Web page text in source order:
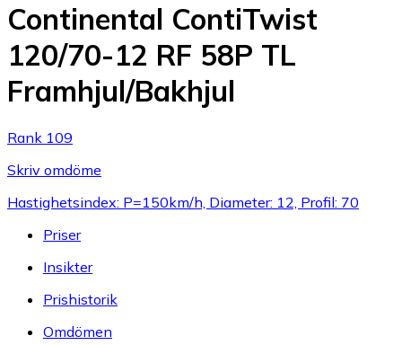
Continental ContiTwist
120/70-12 RF 58P TL
Framhjul/Bakhjul
Rank 109
Skriv omdöme
Hastighetsindex: P=150km/h, Diameter: 12, Profil: 70
Priser
Insikter
Prishistorik
Omdömen